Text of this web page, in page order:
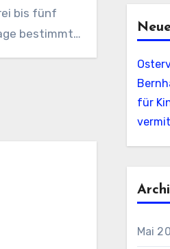
bis fünf
bestimmt…
für
Mai